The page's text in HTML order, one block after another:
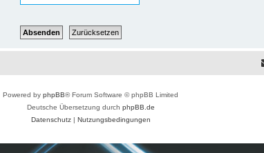
Powered by phpBB® Forum Software © phpBB Limited
Deutsche Übersetzung durch phpBB.de
Datenschutz| Nutzungsbedingungen